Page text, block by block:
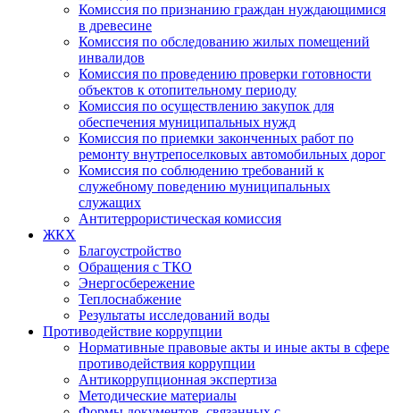
Комиссия по признанию граждан нуждающимися
в древесине
Комиссия по обследованию жилых помещений
инвалидов
Комиссия по проведению проверки готовности
объектов к отопительному периоду
Комиссия по осуществлению закупок для
обеспечения муниципальных нужд
Комиссия по приемки законченных работ по
ремонту внутрепоселковых автомобильных дорог
Комиссия по соблюдению требований к
служебному поведению муниципальных
служащих
Антитеррористическая комиссия
ЖКХ
Благоустройство
Обращения с ТКО
Энергосбережение
Теплоснабжение
Результаты исследований воды
Противодействие коррупции
Нормативные правовые акты и иные акты в сфере
противодействия коррупции
Антикоррупционная экспертиза
Методические материалы